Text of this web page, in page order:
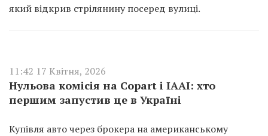
який відкрив стрілянину посеред вулиці.
11:42 17 Квітня, 2026
Нульова комісія на Copart і IAAI: хто
першим запустив це в Україні
Купівля авто через брокера на американському